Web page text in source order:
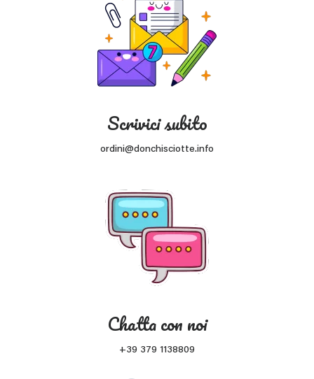
Scrivici subito
ordini@donchisciotte.info
Chatta con noi
+39 379 1138809